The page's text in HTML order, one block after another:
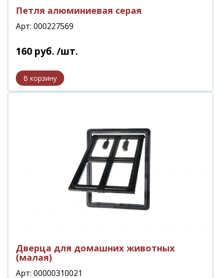
Петля алюминиевая серая
Арт: 000227569
160 руб. /шт.
Дверца для домашних животных
(малая)
Арт: 00000310021